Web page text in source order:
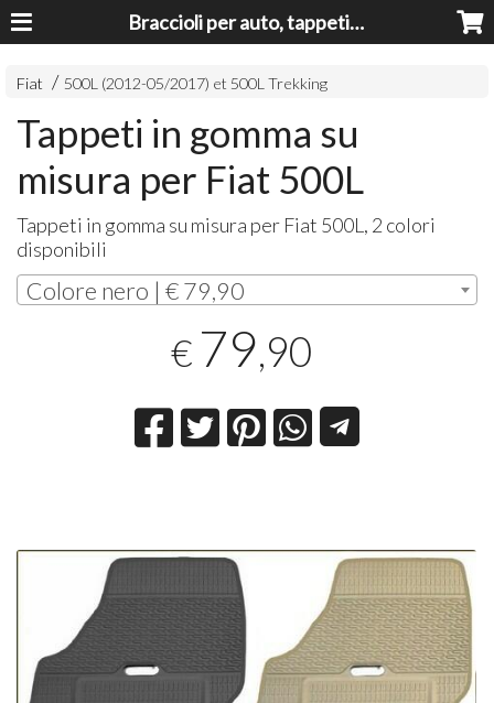
Braccioli per auto, tappeti auto, accessori auto MADE IN ITALY - Armrests, Mittelarmlehnen, Accoundoirs
Fiat 500L (2012-05/2017) et 500L Trekking
Tappeti in gomma su
misura per Fiat 500L
Tappeti in gomma su misura per Fiat 500L, 2 colori
disponibili
Colore nero | € 79,90
€ 79,90